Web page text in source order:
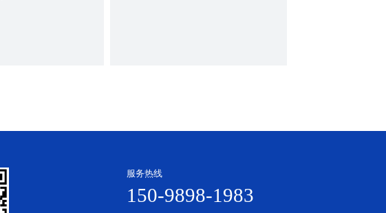
服务热线
150-9898-1983